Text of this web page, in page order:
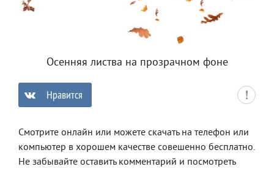
Осенняя листва на прозрачном фоне
Нравится
Смотрите онлайн или можете скачать на телефон или
компьютер в хорошем качестве совешенно бесплатно.
Не забывайте оставить комментарий и посмотреть